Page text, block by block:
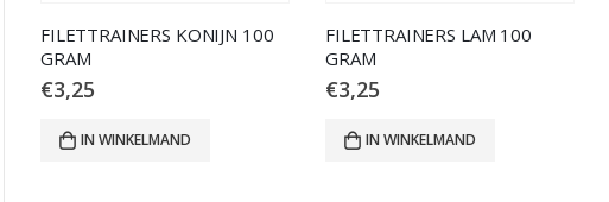
FILETTRAINERS KONIJN 100
GRAM
€3,25
IN WINKELMAND
FILETTRAINERS LAM 100
GRAM
€3,25
IN WINKELMAND